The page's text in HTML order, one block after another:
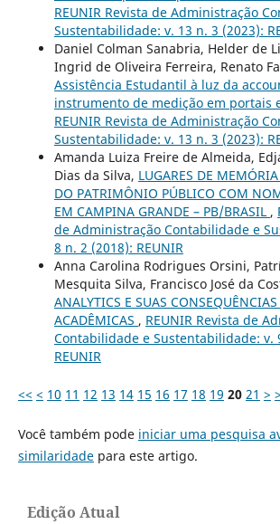
REUNIR Revista de Administração
Sustentabilidade: v. 13 n. 3 (2023):
Daniel Colman Sanabria, Helder de
Ingrid de Oliveira Ferreira, Renato
Assistência Estudantil à luz da
instrumento de medição em portais
REUNIR Revista de Administração
Sustentabilidade: v. 13 n. 3 (2023):
Amanda Luiza Freire de Almeida,
Dias da Silva, LUGARES DE
DO PATRIMÔNIO PÚBLICO COM
EM CAMPINA GRANDE – PB/BRASIL ,
de Administração Contabilidade e
8 n. 2 (2018): REUNIR
Anna Carolina Rodrigues Orsini,
Mesquita Silva, Francisco José da
ANALYTICS E SUAS
ACADÊMICAS , REUNIR Revista de
Contabilidade e Sustentabilidade: v.
REUNIR
<< < 10 11 12 13 14 15 16 17 18 19 20 21 >
Você também pode iniciar uma pesquisa
similaridadepara este artigo.
Edição Atual